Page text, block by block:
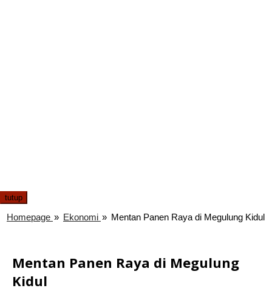
tutup
Homepage » Ekonomi » Mentan Panen Raya di Megulung Kidul
Mentan Panen Raya di Megulung
Kidul